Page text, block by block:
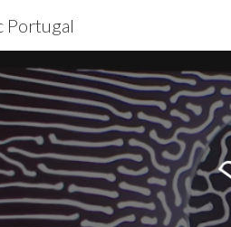
Portugal